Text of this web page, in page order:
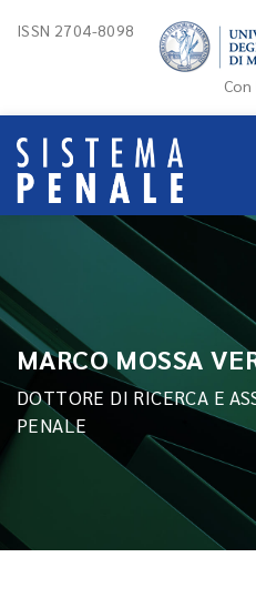
ISSN 2704-8098
MARCO MOSSA
DOTTORE DI RICERCA E
PENALE